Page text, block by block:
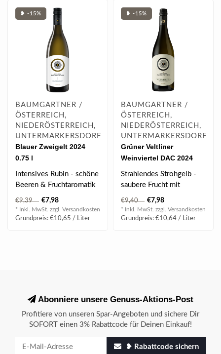
❥ -15%
BAUMGARTNER /
ÖSTERREICH,
NIEDERÖSTERREICH,
UNTERMARKERSDORF
Blauer Zweigelt 2024
0.75 l
Intensives Rubin - schöne
Beeren & Fruchtaromatik
- eingebundener Würze -
fein..
€9,39 €7,98
* Inkl. MwSt. zzgl. Versandkosten
Grundpreis: €10,65 / Liter
❥ -15%
BAUMGARTNER /
ÖSTERREICH,
NIEDERÖSTERREICH,
UNTERMARKERSDORF
Grüner Veltliner
Weinviertel DAC 2024
0.75 l
Strahlendes Strohgelb -
saubere Frucht mit
angenehmer Würze -
saftig und spritz..
€9,40 €7,98
* Inkl. MwSt. zzgl. Versandkosten
Grundpreis: €10,64 / Liter
Abonniere unsere Genuss-Aktions-Post
Profitiere von unseren Spar-Angeboten und sichere Dir
SOFORT einen 3% Rabattcode für Deinen Einkauf!
❥ Rabattcode sichern